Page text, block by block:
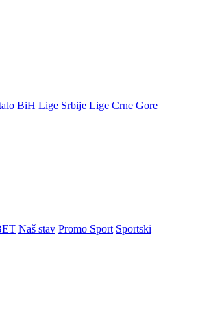
BiH Lige Srbije Lige Crne Gore
Naš stav Promo Sport Sportski